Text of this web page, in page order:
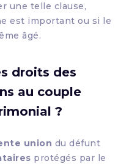
une telle clause,
est important ou si le
âgé.
droits des
au couple
?
union du défunt
protégés par le